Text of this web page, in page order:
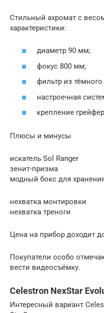
Стильный ахромат с
характеристики:
диаметр 90 мм;
фокус 800 мм;
фильтр из тёмного
настроечная
крепление
Плюсы и минусы
искатель Sol Ranger
зенит-призма
модный бокс для
нехватка монтировки
нехватка треноги
Цена на прибор доходит
Покупатели особо
вести видеосъёмку.
Celestron NexStar
Интересный вариант